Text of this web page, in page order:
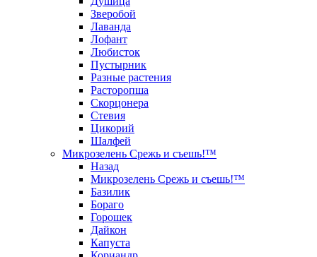
Зверобой
Лаванда
Лофант
Любисток
Пустырник
Разные растения
Расторопша
Скорцонера
Стевия
Цикорий
Шалфей
Микрозелень Срежь и съешь!™
Назад
Микрозелень Срежь и съешь!™
Базилик
Бораго
Горошек
Дайкон
Капуста